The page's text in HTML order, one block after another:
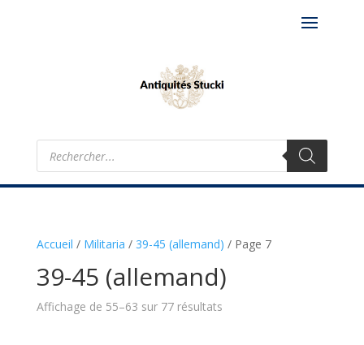
Recherche
produits
Accueil / Militaria / 39-45 (allemand) / Page 7
39-45 (allemand)
Affichage de 55–63 sur 77 résultats